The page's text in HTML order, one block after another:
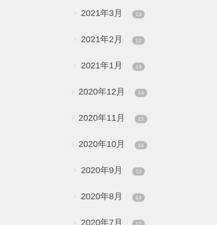
2021年3月 13
2021年2月 12
2021年1月 13
2020年12月 14
2020年11月 15
2020年10月 14
2020年9月 13
2020年8月 14
2020年7月 13